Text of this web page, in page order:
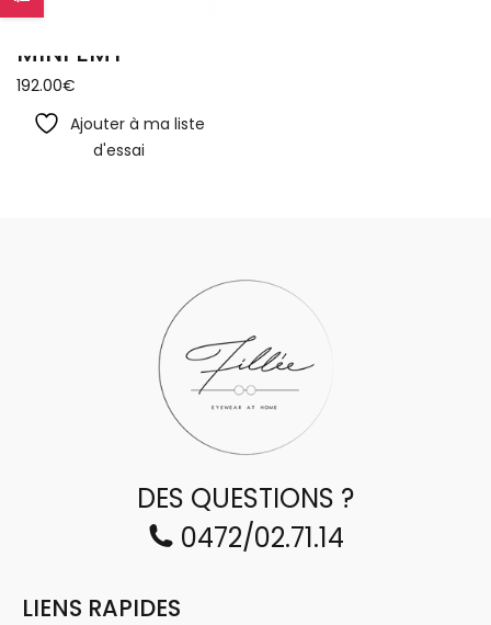
MINI EMY
192.00€
Ajouter à ma liste
d'essai
DES QUESTIONS ?
0472/02.71.14
LIENS RAPIDES